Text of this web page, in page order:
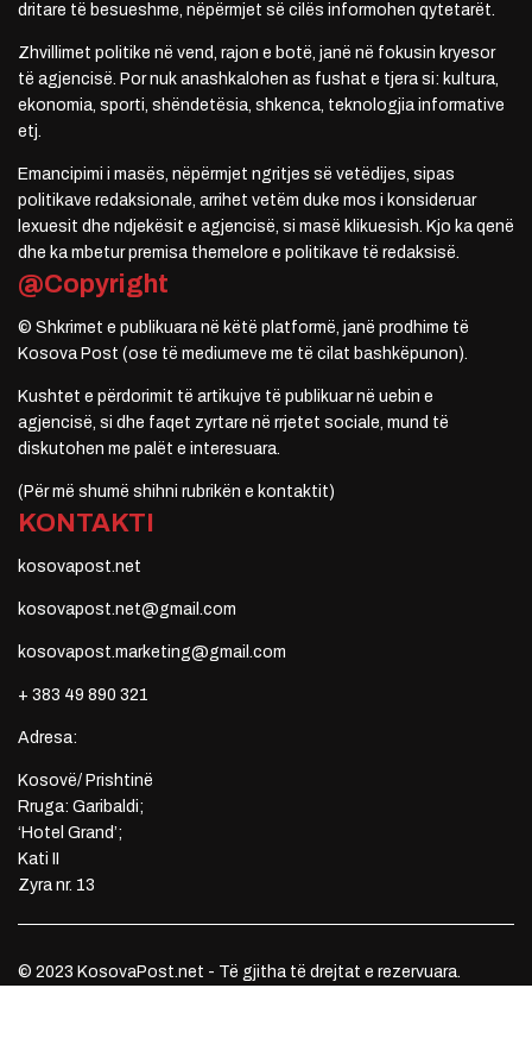
dritare të besueshme, nëpërmjet së cilës informohen qytetarët.
Zhvillimet politike në vend, rajon e botë, janë në fokusin kryesor
të agjencisë. Por nuk anashkalohen as fushat e tjera si: kultura,
ekonomia, sporti, shëndetësia, shkenca, teknologjia informative
etj.
Emancipimi i masës, nëpërmjet ngritjes së vetëdijes, sipas
politikave redaksionale, arrihet vetëm duke mos i konsideruar
lexuesit dhe ndjekësit e agjencisë, si masë klikuesish. Kjo ka qenë
dhe ka mbetur premisa themelore e politikave të redaksisë.
@Copyright
© Shkrimet e publikuara në këtë platformë, janë prodhime të
Kosova Post (ose të mediumeve me të cilat bashkëpunon).
Kushtet e përdorimit të artikujve të publikuar në uebin e
agjencisë, si dhe faqet zyrtare në rrjetet sociale, mund të
diskutohen me palët e interesuara.
(Për më shumë shihni rubrikën e kontaktit)
KONTAKTI
kosovapost.net
kosovapost.net@gmail.com
kosovapost.marketing@gmail.com
+ 383 49 890 321
Adresa:
Kosovë/ Prishtinë
Rruga: Garibaldi;
‘Hotel Grand’;
Kati II
Zyra nr. 13
© 2023 KosovaPost.net - Të gjitha të drejtat e rezervuara.